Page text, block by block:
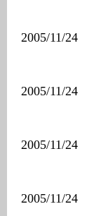
2005/11/24
2005/11/24
2005/11/24
2005/11/24